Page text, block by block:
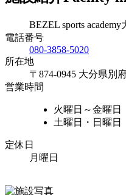
BEZEL sports
電話番号
080-3858-5020
所在地
〒874-0945 大分県別
営業時間
火曜日～金曜
土曜日・日曜
定休日
月曜日